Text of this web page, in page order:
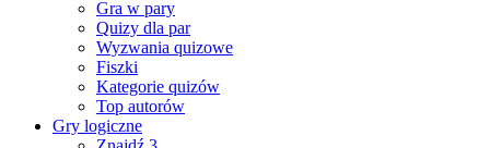
Gra w pary
Quizy dla par
Wyzwania quizowe
Fiszki
Kategorie quizów
Top autorów
Gry logiczne